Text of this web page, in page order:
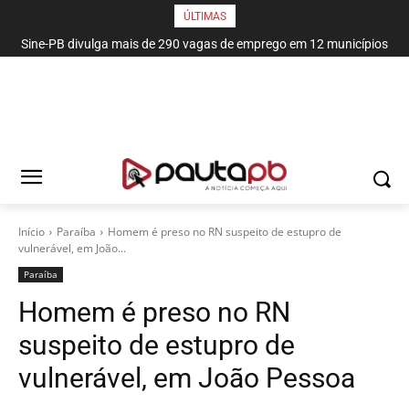
ÚLTIMAS
Sine-PB divulga mais de 290 vagas de emprego em 12 municípios
paraibanos
Início Paraí­ba
Homem é preso no RN suspeito de estupro de
vulnerável, em João...
Paraí­ba
Homem é preso no RN
suspeito de estupro de
vulnerável, em João Pessoa